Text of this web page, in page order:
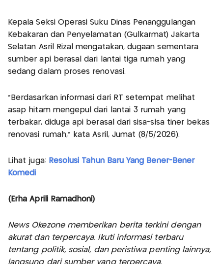
Kepala Seksi Operasi Suku Dinas Penanggulangan
Kebakaran dan Penyelamatan (Gulkarmat) Jakarta
Selatan Asril Rizal mengatakan, dugaan sementara
sumber api berasal dari lantai tiga rumah yang
sedang dalam proses renovasi.
“Berdasarkan informasi dari RT setempat melihat
asap hitam mengepul dari lantai 3 rumah yang
terbakar, diduga api berasal dari sisa-sisa tiner bekas
renovasi rumah,” kata Asril, Jumat (8/5/2026).
Lihat juga: Resolusi Tahun Baru Yang Bener-Bener
Komedi
(Erha Aprili Ramadhoni)
News Okezone memberikan berita terkini dengan
akurat dan terpercaya. Ikuti informasi terbaru
tentang politik, sosial, dan peristiwa penting lainnya,
langsung dari sumber yang terpercaya.